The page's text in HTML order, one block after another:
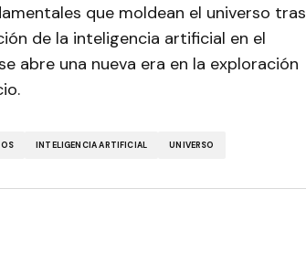
que moldean el universo tras
de la inteligencia artificial en el
abre una nueva era en la exploración
INTELIGENCIA ARTIFICIAL UNIVERSO